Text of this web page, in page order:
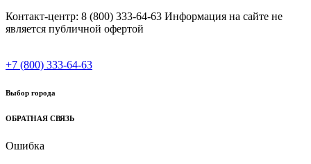
Контакт-центр: 8 (800) 333-64-63 Информация на сайте не
является публичной офертой
+7 (800) 333-64-63
Выбор города
ОБРАТНАЯ СВЯЗЬ
Ошибка